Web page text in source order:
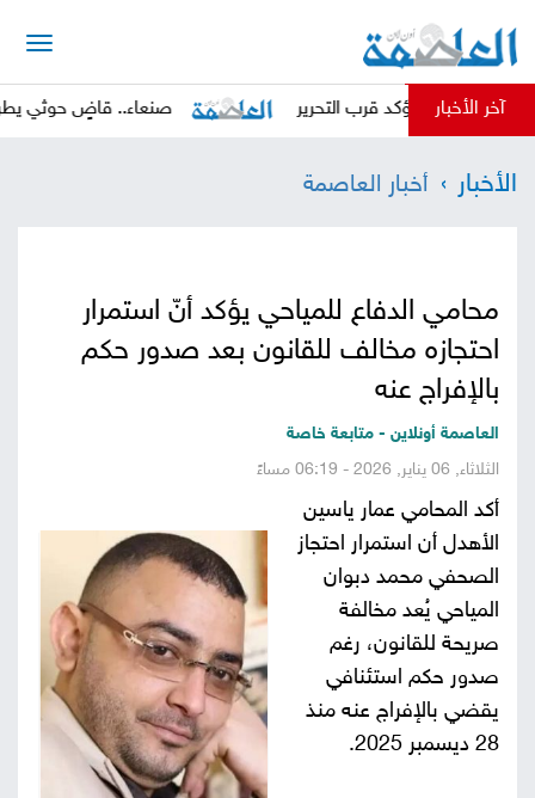
وتحليلات
من
نحن
إتصل
البحث
آخر الأخبار
تؤكد قرب التحرير صنعاء.. قاضٍ حوثي يطرد محاميًا
الأخبار أخبار العاصمة
محامي الدفاع للمياحي يؤكد أنّ استمرار
احتجازه مخالف للقانون بعد صدور حكم
بالإفراج عنه
العاصمة أونلاين - متابعة خاصة
الثلاثاء, 06 يناير, 2026 - 06:19 مساءً
أكد المحامي عمار ياسين
الأهدل أن استمرار احتجاز
الصحفي محمد دبوان
المياحي يُعد مخالفة
صريحة للقانون، رغم
صدور حكم استئنافي
يقضي بالإفراج عنه منذ
28 ديسمبر 2025.